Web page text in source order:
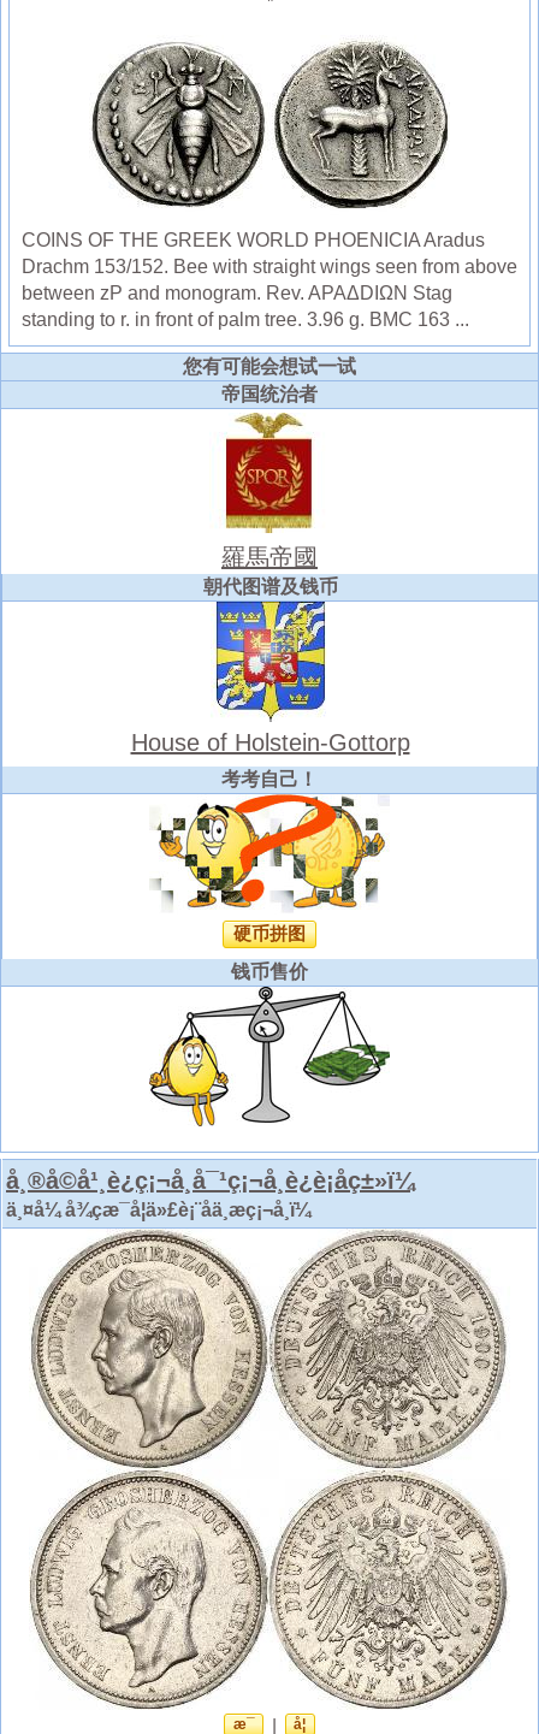
COINS OF THE GREEK WORLD PHOENICIA Aradus
Drachm 153/152. Bee with straight wings seen from above
between zP and monogram. Rev. APAΔDIΩN Stag
standing to r. in front of palm tree. 3.96 g. BMC 163 ...
您有可能会想试一试
帝国统治者
羅馬帝國
朝代图谱及钱币
House of Holstein-Gottorp
考考自己！
硬币拼图
钱币售价
å¸®å©å¹¸è¿ç¡¬å¸å¯¹ç¡¬å¸è¿è¡åç±»ï¼
ä¸¤å¼ å¾çæ¯å¦ä»£è¡¨åä¸æç¡¬å¸ï¼
æ¯ å¦